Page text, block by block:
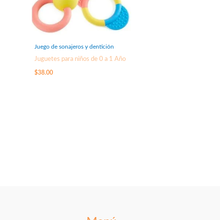
Juego de sonajeros y dentición
Juguetes para niños de 0 a 1 Año
$38.00